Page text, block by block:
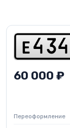
e 4 34
60 000 ₽
Переоформление